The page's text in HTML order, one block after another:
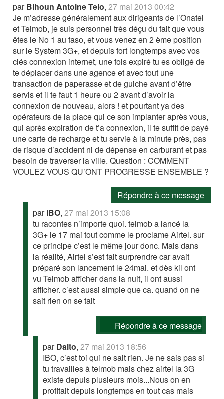
parBihoun Antoine Telo,27 mai 2013 00:42
Je m’adresse généralement aux dirigeants de l’Onatel
et Telmob, je suis personnel très déçu du fait que vous
êtes le No 1 au faso, et vous venez en 2 ème position
sur le System 3G+, et depuis fort longtemps avec vos
clés connexion internet, une fois expiré tu es obligé de
te déplacer dans une agence et avec tout une
transaction de paperasse et de guiche avant d’être
servis et il te faut 1 heure ou 2 avant d’avoir la
connexion de nouveau, alors ! et pourtant ya des
opérateurs de la place qui ce son implanter après vous,
qui après expiration de t’a connexion, il te suffit de payé
une carte de recharge et tu servie à la minute près, pas
de risque d’accident ni de dépense en carburant et pas
besoin de traverser la ville. Question : COMMENT
VOULEZ VOUS QU’ONT PROGRESSE ENSEMBLE ?
Répondre à ce message
parIBO,27 mai 2013 15:08
tu racontes n’importe quoi. telmob a lancé la
3G+ le 17 mai tout comme le proclame Airtel. sur
ce principe c’est le même jour donc. Mais dans
la réalité, Airtel s’est fait surprendre car avait
préparé son lancement le 24mai. et dès kil ont
vu Telmob afficher dans la nuit, il ont aussi
afficher. c’est aussi simple que ca. quand on ne
sait rien on se tait
Répondre à ce message
parDalto,27 mai 2013 18:56
IBO, c’est toi qui ne sait rien. Je ne sais pas si
tu travailles à telmob mais chez airtel la 3G
existe depuis plusieurs mois...Nous on en
profitait depuis longtemps en tout cas mais